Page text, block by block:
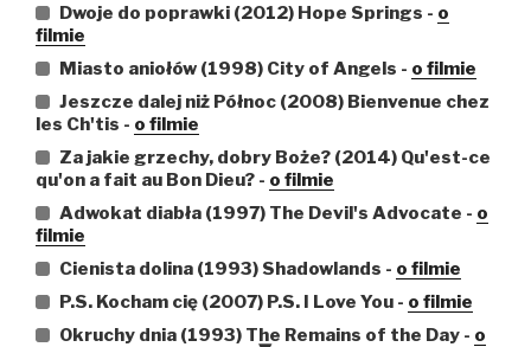
Dwoje do poprawki (2012) Hope Springs - o
filmie
Miasto aniołów (1998) City of Angels - o filmie
Jeszcze dalej niż Północ (2008) Bienvenue chez
les Ch'tis - o filmie
Za jakie grzechy, dobry Boże? (2014) Qu'est-ce
qu'on a fait au Bon Dieu? - o filmie
Adwokat diabła (1997) The Devil's Advocate - o
filmie
Cienista dolina (1993) Shadowlands - o filmie
P.S. Kocham cię (2007) P.S. I Love You - o filmie
Okruchy dnia (1993) The Remains of the Day - o